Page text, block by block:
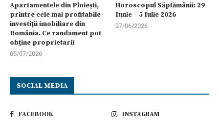
Apartamentele din Ploiești,
printre cele mai profitabile
investiții imobiliare din
România. Ce randament pot
obține proprietarii
05/07/2026
Horoscopul Săptămânii: 29
Iunie – 5 Iulie 2026
27/06/2026
SOCIAL MEDIA
FACEBOOK
INSTAGRAM